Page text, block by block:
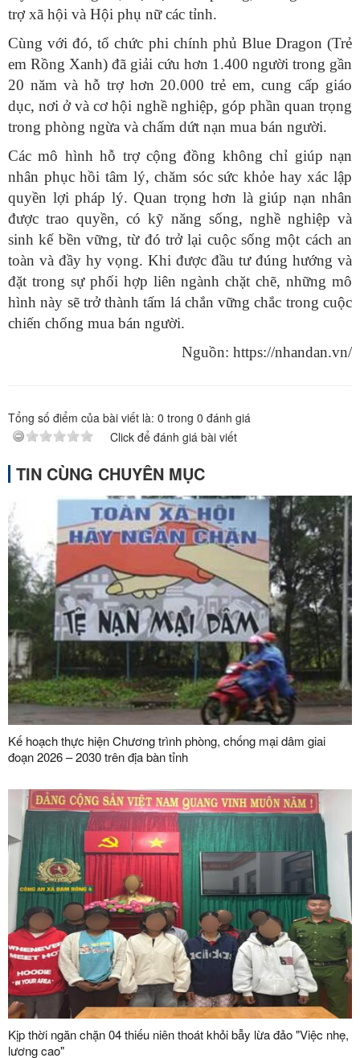
trợ xã hội và Hội phụ nữ các tỉnh.
Cùng với đó, tổ chức phi chính phủ Blue Dragon (Trẻ
em Rồng Xanh) đã giải cứu hơn 1.400 người trong gần
20 năm và hỗ trợ hơn 20.000 trẻ em, cung cấp giáo
dục, nơi ở và cơ hội nghề nghiệp, góp phần quan trọng
trong phòng ngừa và chấm dứt nạn mua bán người.
Các mô hình hỗ trợ cộng đồng không chỉ giúp nạn
nhân phục hồi tâm lý, chăm sóc sức khỏe hay xác lập
quyền lợi pháp lý. Quan trọng hơn là giúp nạn nhân
được trao quyền, có kỹ năng sống, nghề nghiệp và
sinh kế bền vững, từ đó trở lại cuộc sống một cách an
toàn và đầy hy vọng. Khi được đầu tư đúng hướng và
đặt trong sự phối hợp liên ngành chặt chẽ, những mô
hình này sẽ trở thành tấm lá chắn vững chắc trong cuộc
chiến chống mua bán người.
Nguồn: https://nhandan.vn/
Tổng số điểm của bài viết là: 0 trong 0 đánh giá
Click để đánh giá bài viết
TIN CÙNG CHUYÊN MỤC
Kế hoạch thực hiện Chương trình phòng, chống mại dâm giai
đoạn 2026 – 2030 trên địa bàn tỉnh
Kịp thời ngăn chặn 04 thiếu niên thoát khỏi bẫy lừa đảo "Việc nhẹ,
lương cao"